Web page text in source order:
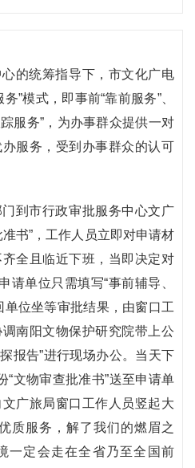
的统筹指导下，市文化广电
”模式，即事前“靠前服务”、
服务”，为办事群众提供一对
服务，受到办事群众的认可
到市行政审批服务中心文广
书”，工作人员立即对申请材
全且临近下班，当即决定对
请单位只需填写“事前辅导、
单位坐等审批结果，由窗口工
南阳文物保护研究院带上公
报告”进行现场办公。当天下
“文物审查批准书”送至申请单
广旅局窗口工作人员竖起大
质服务，解了我们的燃眉之
一定会走在全省乃至全国前